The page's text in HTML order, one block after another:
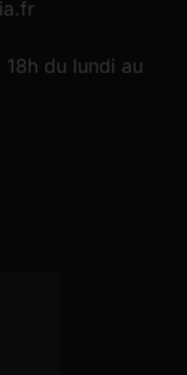
du lundi au